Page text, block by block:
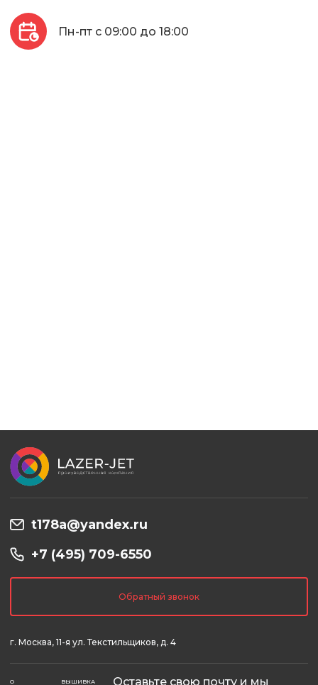
Пн-пт с 09:00 до 18:00
t178a@yandex.ru
+7 (495) 709-6550
Обратный звонок
г. Москва, 11-я ул. Текстильщиков, д. 4
О ВЫШИВКА Оставьте свою почту и мы